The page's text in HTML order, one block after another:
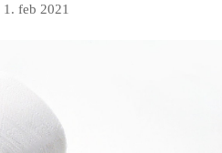
1. feb 2021